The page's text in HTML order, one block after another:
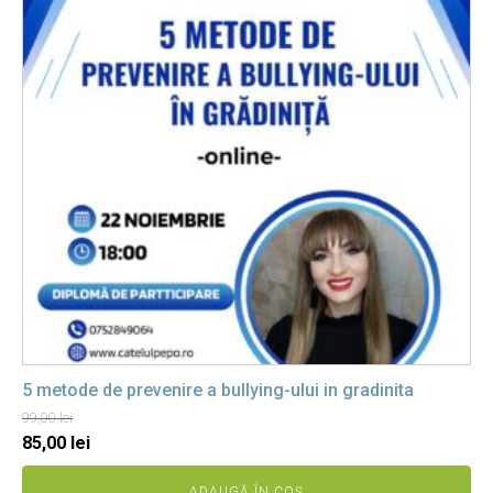
5 metode de prevenire a bullying-ului in gradinita
99,00lei
Prețul
inițial
85,00 leiPrețul
curent